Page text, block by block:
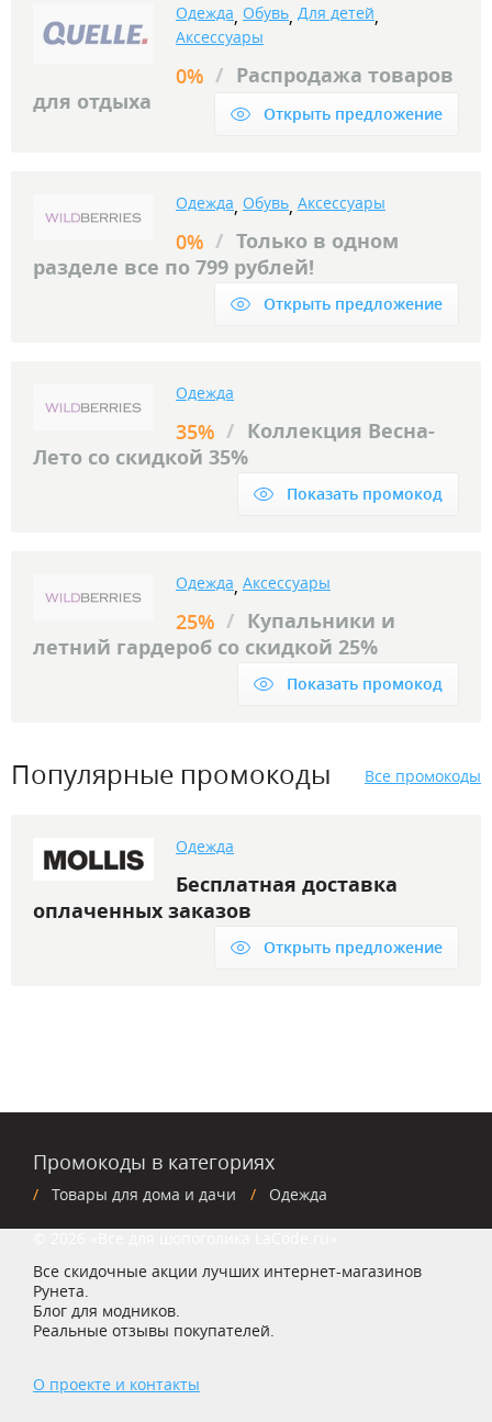
Одежда, Обувь, Для детей,
Аксессуары
0% / Распродажа товаров
для отдыха
Открыть предложение
Одежда, Обувь, Аксессуары
0% / Только в одном
разделе все по 799 рублей!
Открыть предложение
Одежда
35% / Коллекция Весна-
Лето со скидкой 35%
Показать промокод
Одежда, Аксессуары
25% / Купальники и
летний гардероб со скидкой 25%
Показать промокод
Популярные промокоды Все промокоды
Одежда
Бесплатная доставка
оплаченных заказов
Открыть предложение
Промокоды в категориях
Товары для дома и дачи Одежда
Все скидочные акции лучших интернет-магазинов
Рунета.
Блог для модников.
Реальные отзывы покупателей.
О проекте и контакты